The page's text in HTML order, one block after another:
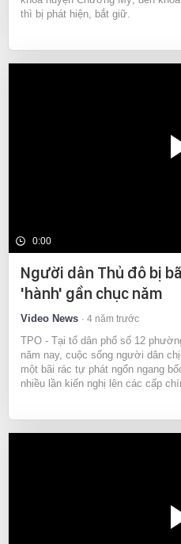
thì bị phát hiện, bắt giữ.
0:00
Người dân Thủ đô bị
'hành' gần chục năm
Video News 4 năm trước
TPO - Tại tổ dân phố số 12
năm nay, cuộc sống người dân
một bãi rác tự phát ngổn ngang
nhiều lần kiến nghị lên các cấp